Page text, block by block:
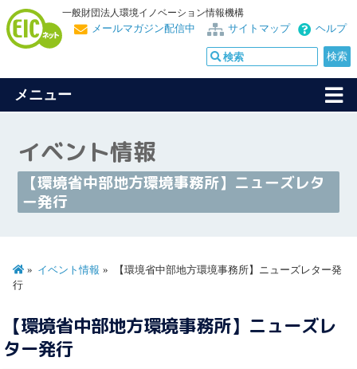
一般財団法人環境イノベーション情報機構
ヘルプ
サイトマップ
メールマガジン配信中
メニュー
イベント情報
【環境省中部地方環境事務所】ニューズレタ
ー発行
イベント情報
【環境省中部地方環境事務所】ニューズレター発
行
【環境省中部地方環境事務所】ニューズレ
ター発行